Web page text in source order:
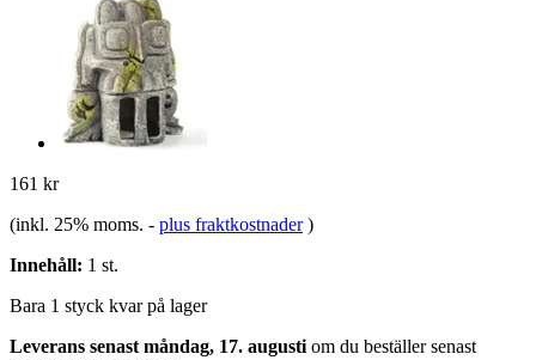
161 kr
(inkl. 25% moms. - plus fraktkostnader )
Innehåll: 1 st.
Bara 1 styck kvar på lager
Leverans senast måndag, 17. augusti om du beställer senast